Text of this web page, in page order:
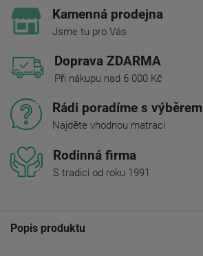
Kamenná prodejna
Jsme tu pro Vás
Doprava ZDARMA
Při nákupu nad 6 000 Kč
Rádi poradíme s výběrem
Najděte vhodnou matraci
Rodinná firma
S tradicí od roku 1991
Popis produktu